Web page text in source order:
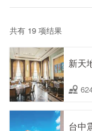
共有 19 项结果
新天
台中